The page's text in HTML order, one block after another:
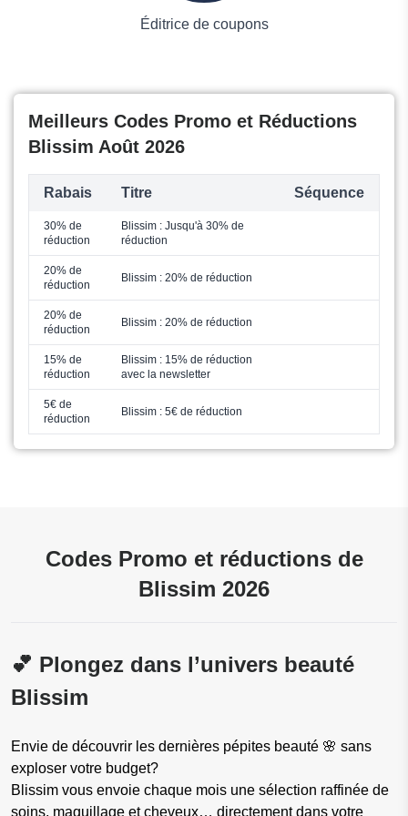
Éditrice de coupons
Meilleurs Codes Promo et Réductions
Blissim Août 2026
Rabais Titre Séquence
30% de
réduction
Blissim : Jusqu'à 30% de
réduction
20% de
réduction
Blissim : 20% de réduction
20% de
réduction
Blissim : 20% de réduction
15% de
réduction
Blissim : 15% de réduction
avec la newsletter
5€ de
réduction
Blissim : 5€ de réduction
Codes Promo et réductions de
Blissim 2026
💕 Plongez dans l’univers beauté
Blissim
Envie de découvrir les dernières pépites beauté 🌸 sans
exploser votre budget?
Blissim vous envoie chaque mois une sélection raffinée de
soins, maquillage et cheveux… directement dans votre